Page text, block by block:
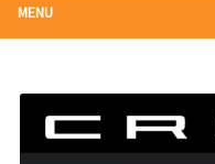
MENU